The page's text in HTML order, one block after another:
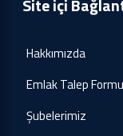
Site içi
Hakkımızda
Emlak Talep Formu
Şubelerimiz